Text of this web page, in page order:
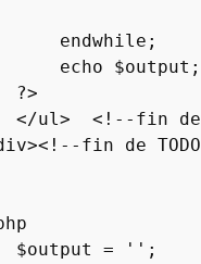
endwhile ;
echo $output ;
?>
</
ul>  <!-- fin de
><!-- fin de TODO
$
output
= '';